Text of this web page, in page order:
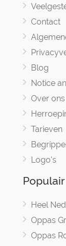
Contact
Blog
Notice
Over ons
Tarieven
Logo's
Populair
Heel
Oppas
Oppas